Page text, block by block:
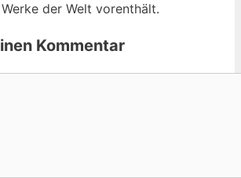
der Welt vorenthält.
Kommentar